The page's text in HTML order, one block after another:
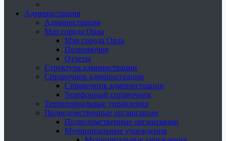
Администрация
Администрация
Мэр города Орла
Мэр города Орла
Полномочия
Отчеты
Структура администрации
Справочник администрации
Справочник администрации
Телефонный справочник
Территориальные управления
Подведомственные организации
Подведомственные организации
Муниципальные учреждения